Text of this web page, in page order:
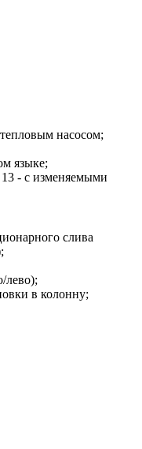
насосом;
языке;
- с изменяемыми
слива
лево);
в колонну;